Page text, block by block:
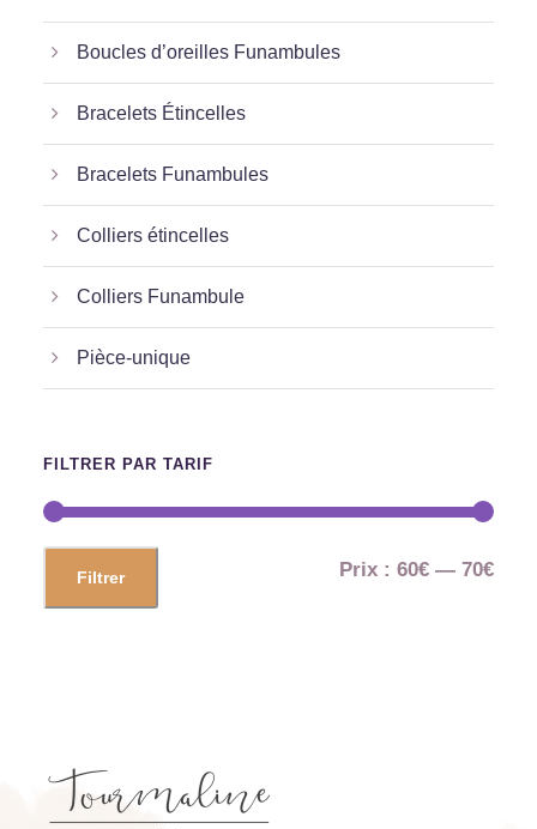
Boucles d’oreilles Funambules
Bracelets Étincelles
Bracelets Funambules
Colliers étincelles
Colliers Funambule
Pièce-unique
FILTRER PAR TARIF
PP
Filtrer Prix : 60€ — 70€